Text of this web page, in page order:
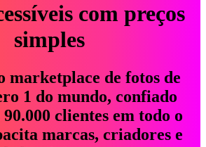
com preços
simples
marketplace de fotos de
1 do mundo, confiado
clientes em todo o
marcas, criadores e